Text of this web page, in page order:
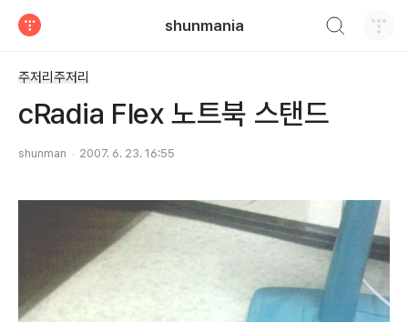
shunmania
주저리주저리
cRadia Flex 노트북 스탠드
shunman 2007. 6. 23. 16:55